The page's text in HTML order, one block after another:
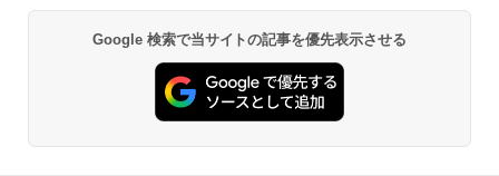
Google 検索で当サイトの記事を優先表示させる